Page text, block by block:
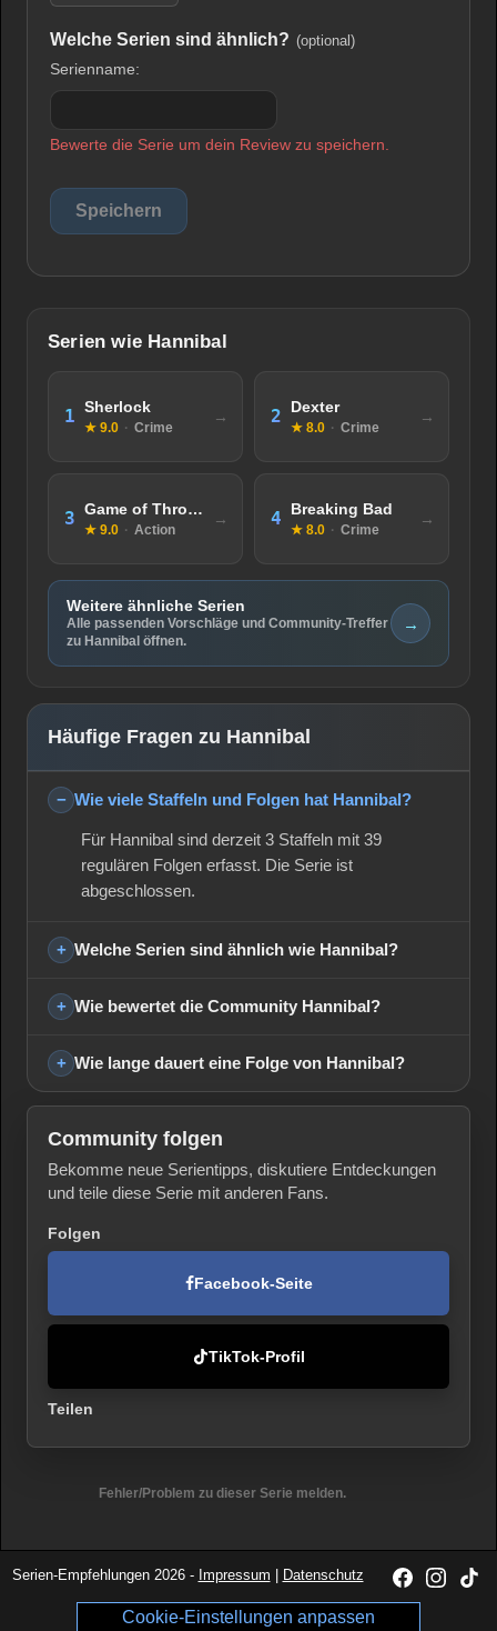
Welche Serien sind ähnlich? (optional)
Serienname:
Bewerte die Serie um dein Review zu speichern.
Serien wie Hannibal
1 Sherlock
★ 9.0 · Crime
2 Dexter
★ 8.0 · Crime
3 Game of Thrones
★ 9.0 · Action
4 Breaking Bad
★ 8.0 · Crime
Weitere ähnliche Serien
Alle passenden Vorschläge und Community-Treffer
zu Hannibal öffnen.
→
Häufige Fragen zu Hannibal
Wie viele Staffeln und Folgen hat Hannibal?
Für Hannibal sind derzeit 3 Staffeln mit 39
regulären Folgen erfasst. Die Serie ist
abgeschlossen.
Welche Serien sind ähnlich wie Hannibal?
Wie bewertet die Community Hannibal?
Wie lange dauert eine Folge von Hannibal?
Community folgen
Bekomme neue Serientipps, diskutiere Entdeckungen
und teile diese Serie mit anderen Fans.
Folgen
Facebook-Seite
TikTok-Profil
Teilen
Fehler/Problem zu dieser Serie melden.
Serien-Empfehlungen 2026 - Impressum Datenschutz
Cookie-Einstellungen anpassen